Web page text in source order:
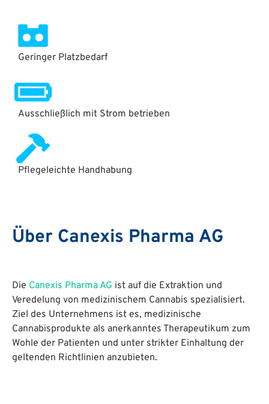
Geringer Platzbedarf
Ausschließlich mit Strom betrieben
Pflegeleichte Handhabung
Über Canexis Pharma AG
Die Canexis Pharma AG ist auf die Extraktion und
Veredelung von medizinischem Cannabis spezialisiert.
Ziel des Unternehmens ist es, medizinische
Cannabisprodukte als anerkanntes Therapeutikum zum
Wohle der Patienten und unter strikter Einhaltung der
geltenden Richtlinien anzubieten.